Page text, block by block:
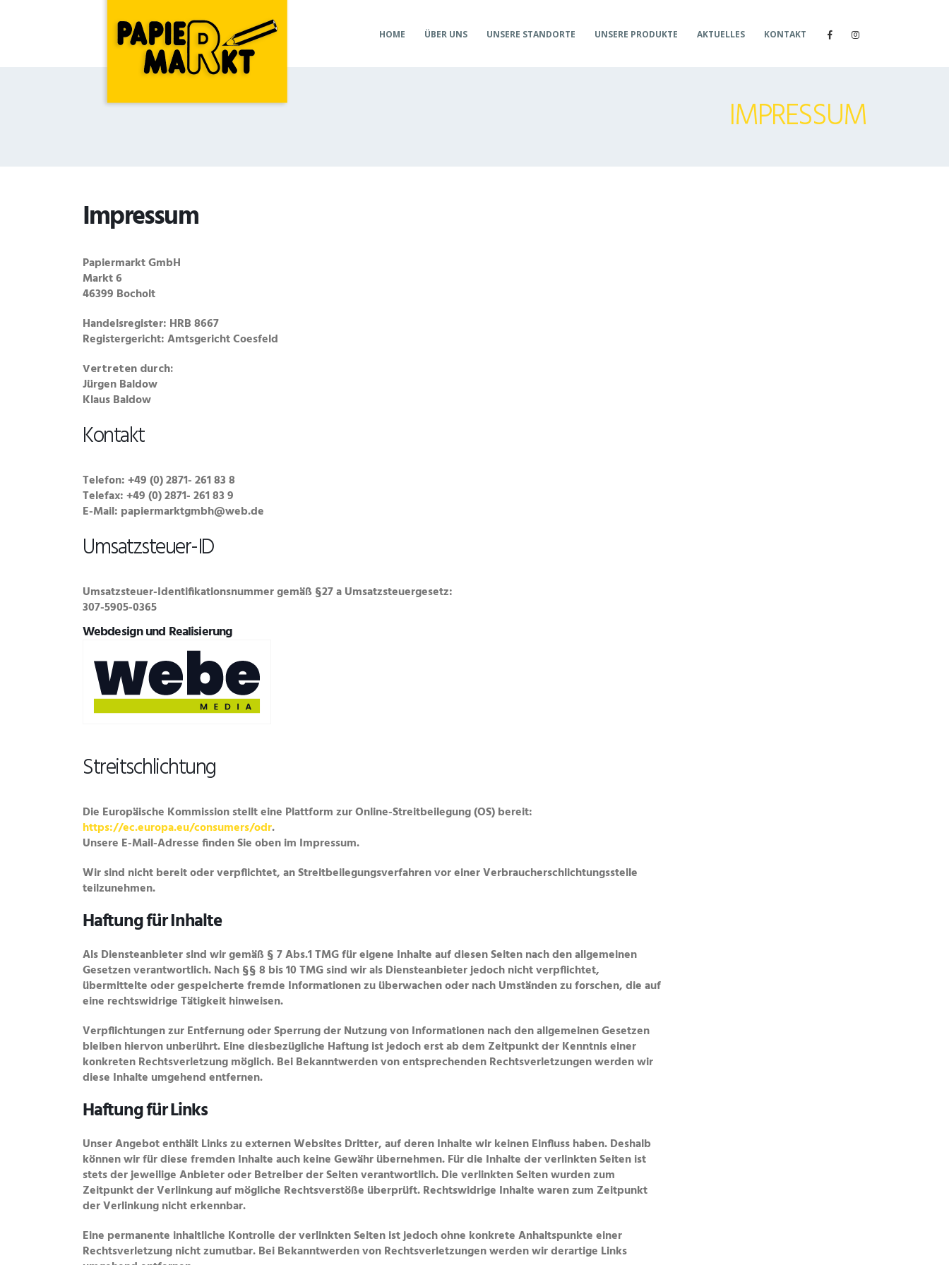
HOME ÜBER UNS UNSERE STANDORTE UNSERE PRODUKTE AKTUELLES KONTAKT
IMPRESSUM
Impressum
Papiermarkt GmbH
Markt 6
46399 Bocholt
Handelsregister: HRB 8667
Registergericht: Amtsgericht Coesfeld
Vertreten durch:
Jürgen Baldow
Klaus Baldow
Kontakt
Telefon: +49 (0) 2871- 261 83 8
Telefax: +49 (0) 2871- 261 83 9
E-Mail: papiermarktgmbh@web.de
Umsatzsteuer-ID
Umsatzsteuer-Identifikationsnummer gemäß §27 a Umsatzsteuergesetz:
307-5905-0365
Webdesign und Realisierung
Streitschlichtung
Die Europäische Kommission stellt eine Plattform zur Online-Streitbeilegung (OS) bereit:
https://ec.europa.eu/consumers/odr.
Unsere E-Mail-Adresse finden Sie oben im Impressum.
Wir sind nicht bereit oder verpflichtet, an Streitbeilegungsverfahren vor einer Verbraucherschlichtungsstelle
teilzunehmen.
Haftung für Inhalte
Als Diensteanbieter sind wir gemäß § 7 Abs.1 TMG für eigene Inhalte auf diesen Seiten nach den allgemeinen
Gesetzen verantwortlich. Nach §§ 8 bis 10 TMG sind wir als Diensteanbieter jedoch nicht verpflichtet,
übermittelte oder gespeicherte fremde Informationen zu überwachen oder nach Umständen zu forschen, die auf
eine rechtswidrige Tätigkeit hinweisen.
Verpflichtungen zur Entfernung oder Sperrung der Nutzung von Informationen nach den allgemeinen Gesetzen
bleiben hiervon unberührt. Eine diesbezügliche Haftung ist jedoch erst ab dem Zeitpunkt der Kenntnis einer
konkreten Rechtsverletzung möglich. Bei Bekanntwerden von entsprechenden Rechtsverletzungen werden wir
diese Inhalte umgehend entfernen.
Haftung für Links
Unser Angebot enthält Links zu externen Websites Dritter, auf deren Inhalte wir keinen Einfluss haben. Deshalb
können wir für diese fremden Inhalte auch keine Gewähr übernehmen. Für die Inhalte der verlinkten Seiten ist
stets der jeweilige Anbieter oder Betreiber der Seiten verantwortlich. Die verlinkten Seiten wurden zum
Zeitpunkt der Verlinkung auf mögliche Rechtsverstöße überprüft. Rechtswidrige Inhalte waren zum Zeitpunkt
der Verlinkung nicht erkennbar.
Eine permanente inhaltliche Kontrolle der verlinkten Seiten ist jedoch ohne konkrete Anhaltspunkte einer
Rechtsverletzung nicht zumutbar. Bei Bekanntwerden von Rechtsverletzungen werden wir derartige Links